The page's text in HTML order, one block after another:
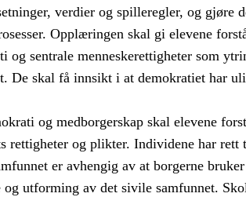
verdier og spilleregler, og gjøre
Opplæringen skal gi elevene
og sentrale menneskerettigheter som
De skal få innsikt i at demokratiet har
og medborgerskap skal elevene
rettigheter og plikter. Individene har rett
er avhengig av at borgerne bruker
utforming av det sivile samfunnet.